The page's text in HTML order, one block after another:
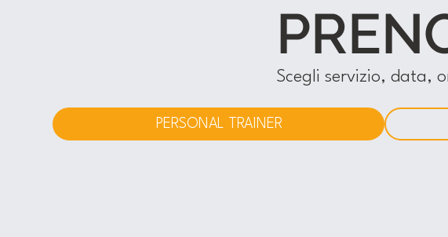
Scegli servizio, data,
PERSONAL TRAINER